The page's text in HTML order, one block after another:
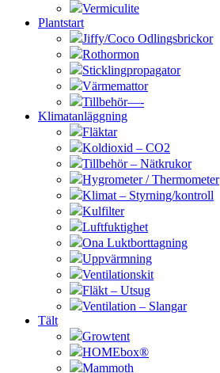
Vermiculite
Plantstart
Jiffy/Coco Odlingsbrickor
Rothormon
Sticklingpropagator
Värmemattor
Tillbehör—-
Klimatanläggning
Fläktar
Koldioxid – CO2
Tillbehör – Nätkrukor
Hygrometer / Thermometer
Klimat – Styrning/kontroll
Kulfilter
Luftfuktighet
Ona Luktborttagning
Uppvärmning
Ventilationskit
Fläkt – Utsug
Ventilation – Slangar
Tält
Growtent
HOMEbox®
Mammoth